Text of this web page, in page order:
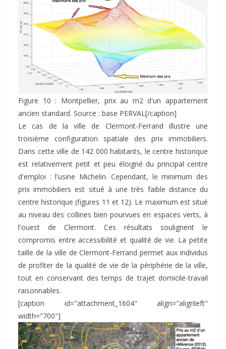
Figure 10 : Montpellier, prix au m2 d'un appartement
ancien standard. Source : base PERVAL[/caption]
Le cas de la ville de Clermont-Ferrand illustre une
troisième configuration spatiale des prix immobiliers.
Dans cette ville de 142 000 habitants, le centre historique
est relativement petit et peu éloigné du principal centre
d'emploi : l'usine Michelin. Cependant, le minimum des
prix immobiliers est situé à une très faible distance du
centre historique (figures 11 et 12). Le maximum est situé
au niveau des collines bien pourvues en espaces verts, à
l'ouest de Clermont. Ces résultats soulignent le
compromis entre accessibilité et qualité de vie. La petite
taille de la ville de Clermont-Ferrand permet aux individus
de profiter de la qualité de vie de la périphérie de la ville,
tout en conservant des temps de trajet domicile-travail
raisonnables.
[caption id="attachment_1604" align="alignleft"
width="700"]